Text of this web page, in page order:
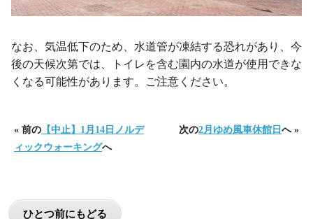
なお、気温低下のため、水道管が凍結する恐れがあり、今
後の天候次第では、トイレを含む園内の水道が使用できな
くなる可能性があります。ご注意ください。
« 前の 【中止】1月14日ノルデ
ィックウォーキングへ
次の2月ゆめ風車休館日へ »